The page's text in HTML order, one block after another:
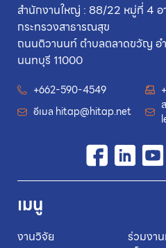
สำนักงานใหญ่ : 88/22 หมู่ที่ 4 อ
กระทรวงสาธารณสุข
ถนนติวานนท์ ตำบลตลาดขวัญ อ
นนทบุรี 11000
+662-590-4549
อีเมล hitap@hitap.net
เมนู
งานวิจัย
ร่วมงาน